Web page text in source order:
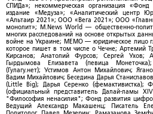
СПИДа»; некоммерческая организация
издание «Медуза»; «Аналитический центр
«Альтаир 2021»; ООО «Вега 2021»; ООО
монолит»; M.News World — общественно-
многих расследований на основе открытых
войне на Украине; МЕМО — юридическое лицо
которое пишет в том числе о Чечне; Артемий
Кирсанов; Анатолий Фурсов; Сергей
Гырдымова Елизавета (певица
(Гулагу.нет); Устимов Антон Михайлович;
Вадим Михайлович; Беседина Дарья
(Little Big); Дарья Серенко (фемактивистка);
(официальный представитель Далай-ламы
"Философия ненасилия"; Фонд развития
Ведущий Александр Макашенц; Писатель